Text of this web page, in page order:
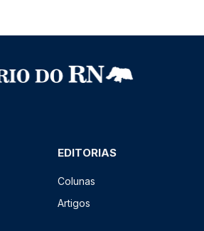
EDITORIAS
Colunas
Artigos